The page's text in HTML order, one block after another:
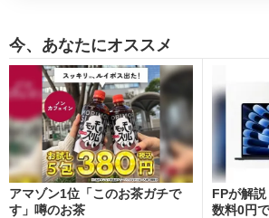
今、あなたにオススメ
アマゾン1位「このお茶ガチで
す」噂のお茶
FPが解
数料0円